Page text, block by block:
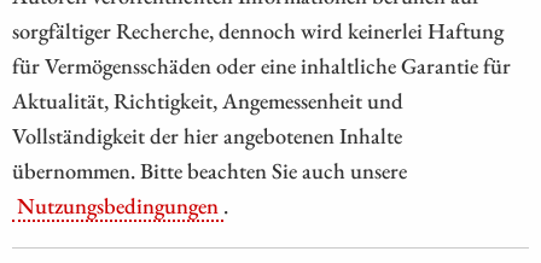
sorgfältiger Recherche, dennoch wird keinerlei Haftung
für Vermögensschäden oder eine inhaltliche Garantie für
Aktualität, Richtigkeit, Angemessenheit und
Vollständigkeit der hier angebotenen Inhalte
übernommen. Bitte beachten Sie auch unsere
Nutzungsbedingungen .